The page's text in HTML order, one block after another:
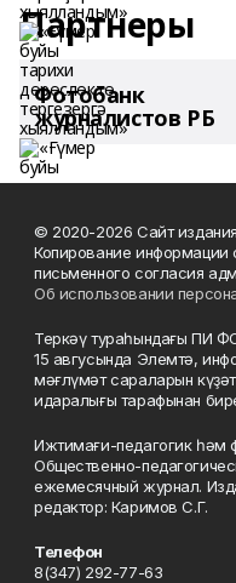
Партнеры
Фотобанк
журналистов РБ
© 2020-2026 Сайт издания
Копирование информации
письменного согласия
Об использовании
Теркәү тураһындағы ПИ ФС
15 авгусында Элемтә,
мәғлүмәт сараларын
идаралығы тарафынан
Ижтимағи-педагогик һәм
Общественно-
ежемесячный журнал.
редактор: Каримов С.Г.
Телефон
8(347) 292-77-63